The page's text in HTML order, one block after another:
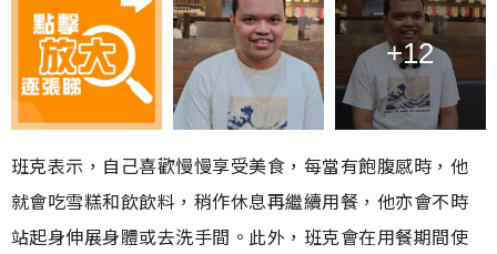
+12
班克表示，自己喜歡慢慢享受美食，每當有飽腹感時，他
就會吃雪糕和飲飲料，稍作休息再繼續用餐，他亦會不時
站起身伸展身體或去洗手間。此外，班克會在用餐期間使